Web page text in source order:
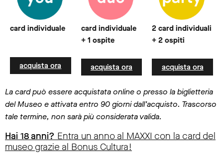
card individuale
acquista ora
card individuale
+ 1 ospite
acquista ora
2 card individuali
+ 2 ospiti
acquista ora
La card può essere acquistata online o presso la biglietteria
del Museo e attivata entro 90 giorni dall’acquisto. Trascorso
tale termine, non sarà più considerata valida.
Hai 18 anni? Entra un anno al MAXXI con la card del
museo grazie al Bonus Cultura!